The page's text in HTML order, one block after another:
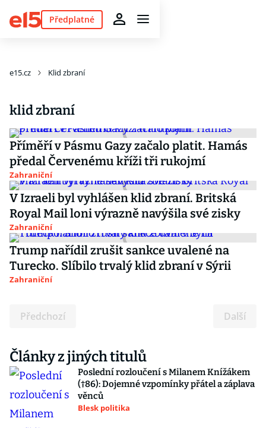
Předplatné
e15.cz Klid zbraní
klid zbraní
Příměří v Pásmu Gazy začalo platit. Hamás
předal Červenému kříži tři rukojmí
Zahraniční
V Izraeli byl vyhlášen klid zbraní. Britská
Royal Mail loni výrazně navýšila své zisky
Zahraniční
Trump nařídil zrušit sankce uvalené na
Turecko. Slíbilo trvalý klid zbraní v Sýrii
Zahraniční
Předchozí Další
Články z jiných titulů
Poslední rozloučení s Milanem Knížákem
(†86): Dojemné vzpomínky přátel a záplava
věnců
Blesk politika